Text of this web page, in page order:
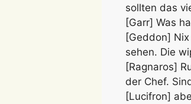
sollten das
[Garr] Was
[Geddon]
sehen. Die
[Ragnaros]
der Chef.
[Lucifron]